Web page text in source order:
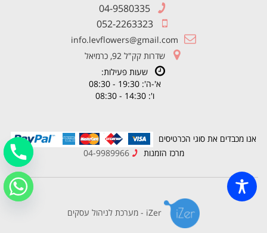
04-9580335
052-2263323
info.levflowers@gmail.com
שדרות קק"ל 92, כרמיאל
שעות פעילות:
א'-ה': 19:30 - 08:30
ו': 14:30 - 08:30
אנו מכבדים את סוגי הכרטיסים
מרכז הזמנות
04-9989966
iZer - מערכת לניהול עסקים